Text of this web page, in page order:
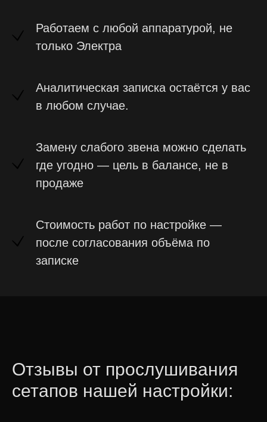
Работаем с любой аппаратурой, не
только Электра
Аналитическая записка остаётся у вас
в любом случае.
Замену слабого звена можно сделать
где угодно — цель в балансе, не в
продаже
Стоимость работ по настройке —
после согласования объёма по
записке
Отзывы от прослушивания
сетапов нашей настройки:
Выезд — Москва и область
Дату и время выезда согласуем после
консультации.
Адрес: Москва, ул. Фридриха Энгельса 46 с.1